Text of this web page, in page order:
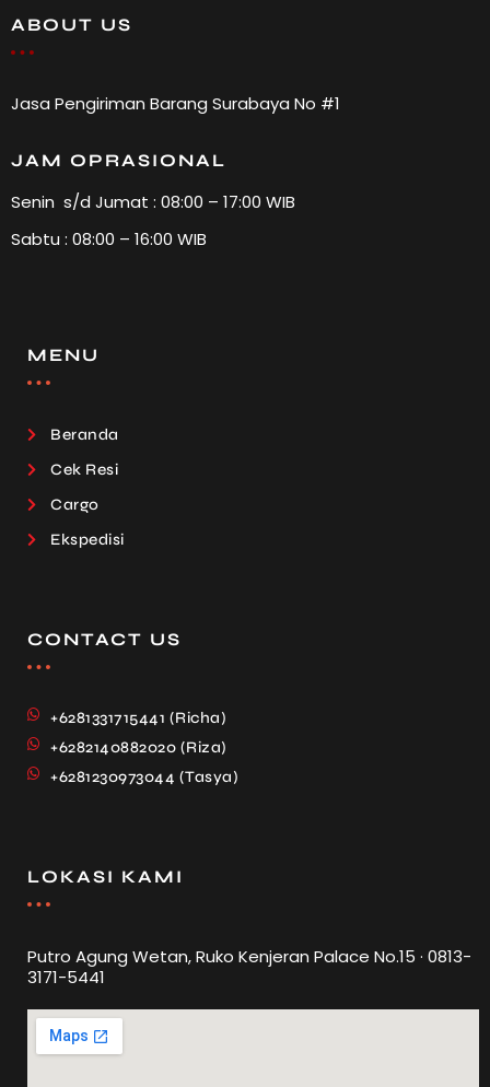
ABOUT US
Jasa Pengiriman Barang Surabaya No #1
JAM OPRASIONAL
Senin s/d Jumat : 08:00 – 17:00 WIB
Sabtu : 08:00 – 16:00 WIB
MENU
Beranda
Cek Resi
Cargo
Ekspedisi
CONTACT US
+6281331715441 (Richa)
+6282140882020 (Riza)
+6281230973044 (Tasya)
LOKASI KAMI
Putro Agung Wetan, Ruko Kenjeran Palace No.15 · 0813-
3171-5441